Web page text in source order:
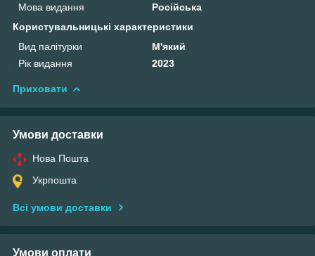
Мова видання
Російська
Користувальницькі характеристики
Вид палітурки
М'який
Рік видання
2023
Приховати
Умови доставки
Нова Пошта
Укрпошта
Всі умови доставки
Умови оплати